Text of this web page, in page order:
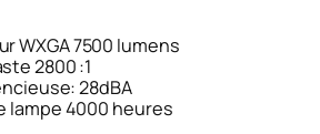
WXGA 7500 lumens
2800 :1
28dBA
lampe 4000 heures